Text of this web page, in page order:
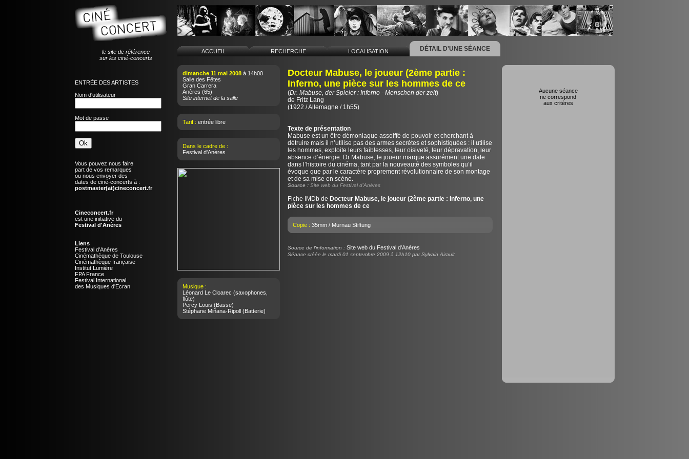
le site de référence
sur les ciné-concerts
ENTRÉE DES ARTISTES
Nom d'utilisateur
Mot de passe
Vous pouvez nous faire
part de vos remarques
ou nous envoyer des
dates de ciné-concerts à :
postmaster(at)cineconcert.fr
Cineconcert.fr
est une initiative du
Festival d'Anères
Liens
Festival d'Anères
Cinémathèque de Toulouse
Cinémathèque française
Institut Lumière
FPA France
Festival International
des Musiques d'Ecran
ACCUEIL RECHERCHE LOCALISATION DÉTAIL D'UNE SÉANCE
dimanche 11 mai 2008à 14h00
Salle des Fêtes
Gran Carrera
Anères (65)
Site internet de la salle
Tarif : entrée libre
Dans le cadre de :
Festival d'Anères
Musique :
Léonard Le Cloarec (saxophones,
flûte)
Percy Louis (Basse)
Stéphane Miñana-Ripoll(Batterie)
Docteur Mabuse, le joueur (2ème partie :
Inferno, une pièce sur les hommes de ce
(Dr. Mabuse, der Spieler : Inferno - Menschen der zeit)
de Fritz Lang
(1922 / Allemagne / 1h55)
Texte de présentation
Mabuse est un être démoniaque assoiffé de pouvoir et cherchant à
détruire mais il n’utilise pas des armes secrètes et sophistiquées : il utilise
les hommes, exploite leurs faiblesses, leur oisiveté, leur dépravation, leur
absence d’énergie. Dr Mabuse, le joueur marque assurément une date
dans l’histoire du cinéma, tant par la nouveauté des symboles qu’il
évoque que par le caractère proprement révolutionnaire de son montage
et de sa mise en scène.
Source : Site web du Festival d’Anères
Fiche IMDb de Docteur Mabuse, le joueur (2ème partie : Inferno, une
pièce sur les hommes de ce
Copie : 35mm / Murnau Stiftung
Source de l'information : Site web du Festival d'Anères
Séance créée le mardi 01 septembre 2009 à 12h10 par Sylvain Airault
Aucune séance
ne correspond
aux critères